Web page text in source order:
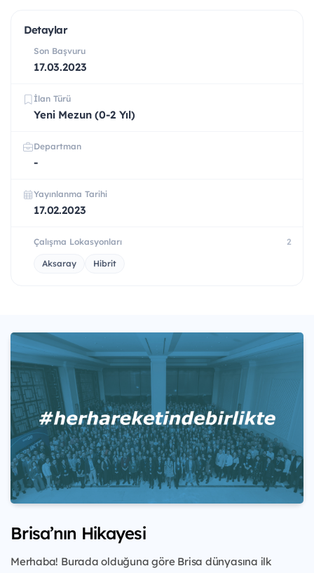
Detaylar
Son Başvuru
17.03.2023
İlan Türü
Yeni Mezun (0-2 Yıl)
Departman
-
Yayınlanma Tarihi
17.02.2023
Çalışma Lokasyonları 2
Aksaray Hibrit
Brisa’nın Hikayesi
Merhaba! Burada olduğuna göre Brisa dünyasına ilk